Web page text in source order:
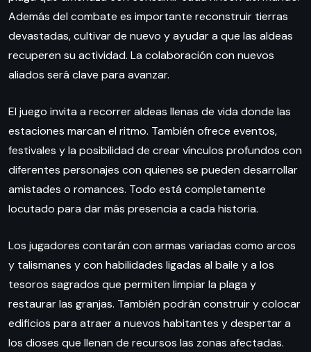
Además del combate es importante reconstruir tierras
devastadas, cultivar de nuevo y ayudar a que las aldeas
recuperen su actividad. La colaboración con nuevos
aliados será clave para avanzar.
El juego invita a recorrer aldeas llenas de vida donde las
estaciones marcan el ritmo. También ofrece eventos,
festivales y la posibilidad de crear vínculos profundos con
diferentes personajes con quienes se pueden desarrollar
amistades o romances. Todo está completamente
locutado para dar más presencia a cada historia.
Los jugadores contarán con armas variadas como arcos
y talismanes y con habilidades ligadas al baile y a los
tesoros sagrados que permiten limpiar la plaga y
restaurar las granjas. También podrán construir y colocar
edificios para atraer a nuevos habitantes y despertar a
los dioses que llenan de recursos las zonas afectadas.